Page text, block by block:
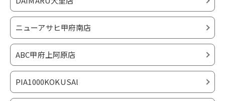
ニューアサヒ甲府南店
ABC甲府上阿原店
PIA1000KOKUSAl